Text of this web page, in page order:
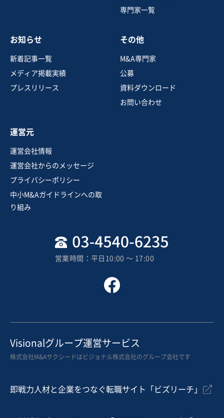
専門家一覧
お知らせ
新着記事一覧
メディア掲載実績
プレスリリース
その他
M&A専門家
公募
資料ダウンロード
お問い合わせ
運営元
運営会社情報
運営会社からのメッセージ
プライバシーポリシー
中小M&Aガイドラインへの取
り組み
営業時間：平日10:00 〜 17:00
Visionalグループ運営サービス
株式会社M&Aサクシードはビジョナル株式会社のグループ会社です
即戦力人材と企業をつなぐ転職サイト「ビズリーチ」